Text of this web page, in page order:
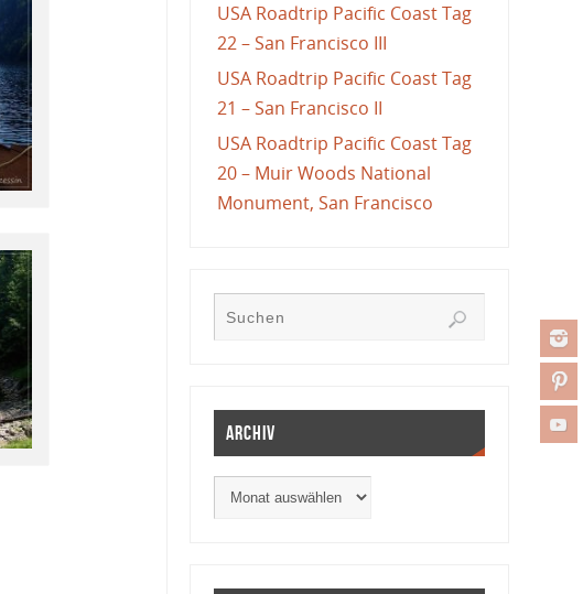
USA Roadtrip Pacific Coast Tag
22 – San Francisco III
USA Roadtrip Pacific Coast Tag
21 – San Francisco II
USA Roadtrip Pacific Coast Tag
20 – Muir Woods National
Monument, San Francisco
Archiv